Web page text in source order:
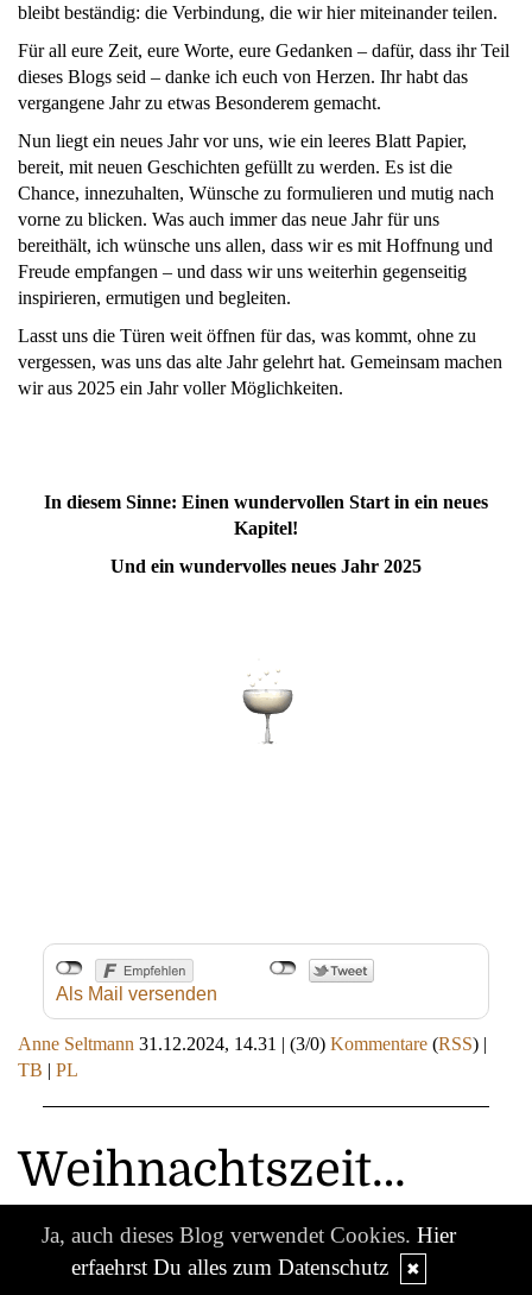
bleibt beständig: die Verbindung, die wir hier miteinander teilen.
Für all eure Zeit, eure Worte, eure Gedanken – dafür, dass ihr Teil
dieses Blogs seid – danke ich euch von Herzen. Ihr habt das
vergangene Jahr zu etwas Besonderem gemacht.
Nun liegt ein neues Jahr vor uns, wie ein leeres Blatt Papier,
bereit, mit neuen Geschichten gefüllt zu werden. Es ist die
Chance, innezuhalten, Wünsche zu formulieren und mutig nach
vorne zu blicken. Was auch immer das neue Jahr für uns
bereithält, ich wünsche uns allen, dass wir es mit Hoffnung und
Freude empfangen – und dass wir uns weiterhin gegenseitig
inspirieren, ermutigen und begleiten.
Lasst uns die Türen weit öffnen für das, was kommt, ohne zu
vergessen, was uns das alte Jahr gelehrt hat. Gemeinsam machen
wir aus 2025 ein Jahr voller Möglichkeiten.
In diesem Sinne: Einen wundervollen Start in ein neues
Kapitel!
Und ein wundervolles neues Jahr 2025
Als Mail versenden
Anne Seltmann 31.12.2024, 14.31 | (3/0) Kommentare (RSS) |
TB | PL
Weihnachtszeit…
Ja, auch dieses Blog verwendet Cookies. Hier
erfaehrst Du alles zum Datenschutz
✖